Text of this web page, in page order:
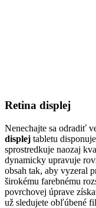
Retina displej
Nenechajte sa odradiť
displej tabletu
sprostredkuje naozaj
dynamicky upravuje
obsah tak, aby vyzeral
širokému farebnému
povrchovej úprave
už sledujete obľúbené